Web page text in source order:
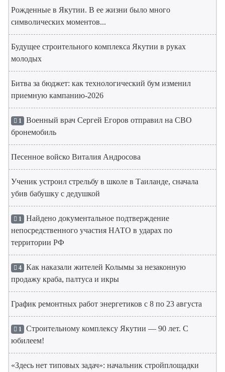
Рожденные в Якутии. В ее жизни было много
символических моментов...
Будущее строительного комплекса Якутии в руках
молодых
Битва за бюджет: как технологический бум изменил
приемную кампанию-2026
1 Военный врач Сергей Егоров отправил на СВО
бронемобиль
Песенное войско Виталия Андросова
Ученик устроил стрельбу в школе в Таиланде, сначала
убив бабушку с дедушкой
1 Найдено документальное подтверждение
непосредственного участия НАТО в ударах по
территории РФ
4 Как наказали жителей Колымы за незаконную
продажу краба, палтуса и икры
График ремонтных работ энергетиков с 8 по 23 августа
1 Строительному комплексу Якутии — 90 лет. С
юбилеем!
«Здесь нет типовых задач»: начальник стройплощадки